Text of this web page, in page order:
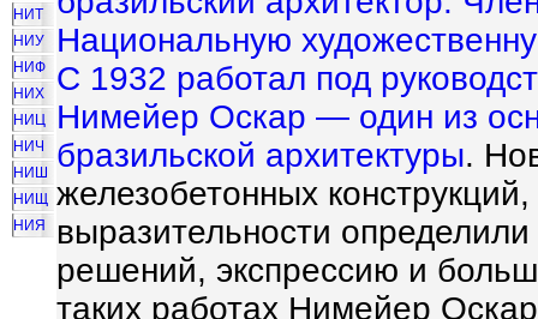
НИТ
НИУ
НИФ
НИХ
НИЦ
НИЧ
НИШ
НИЩ
НИЯ
Национальную
С 1932 работал под
Нимейер Оскар — один из
бразильской архитектуры.
железобетонных
выразительности
решений, экспрессию и
таких работах Нимейер